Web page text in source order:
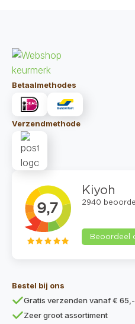
Betaalmethodes
Verzendmethode
Bestel bij ons
Gratis verzenden vanaf € 65,-
Zeer groot assortiment